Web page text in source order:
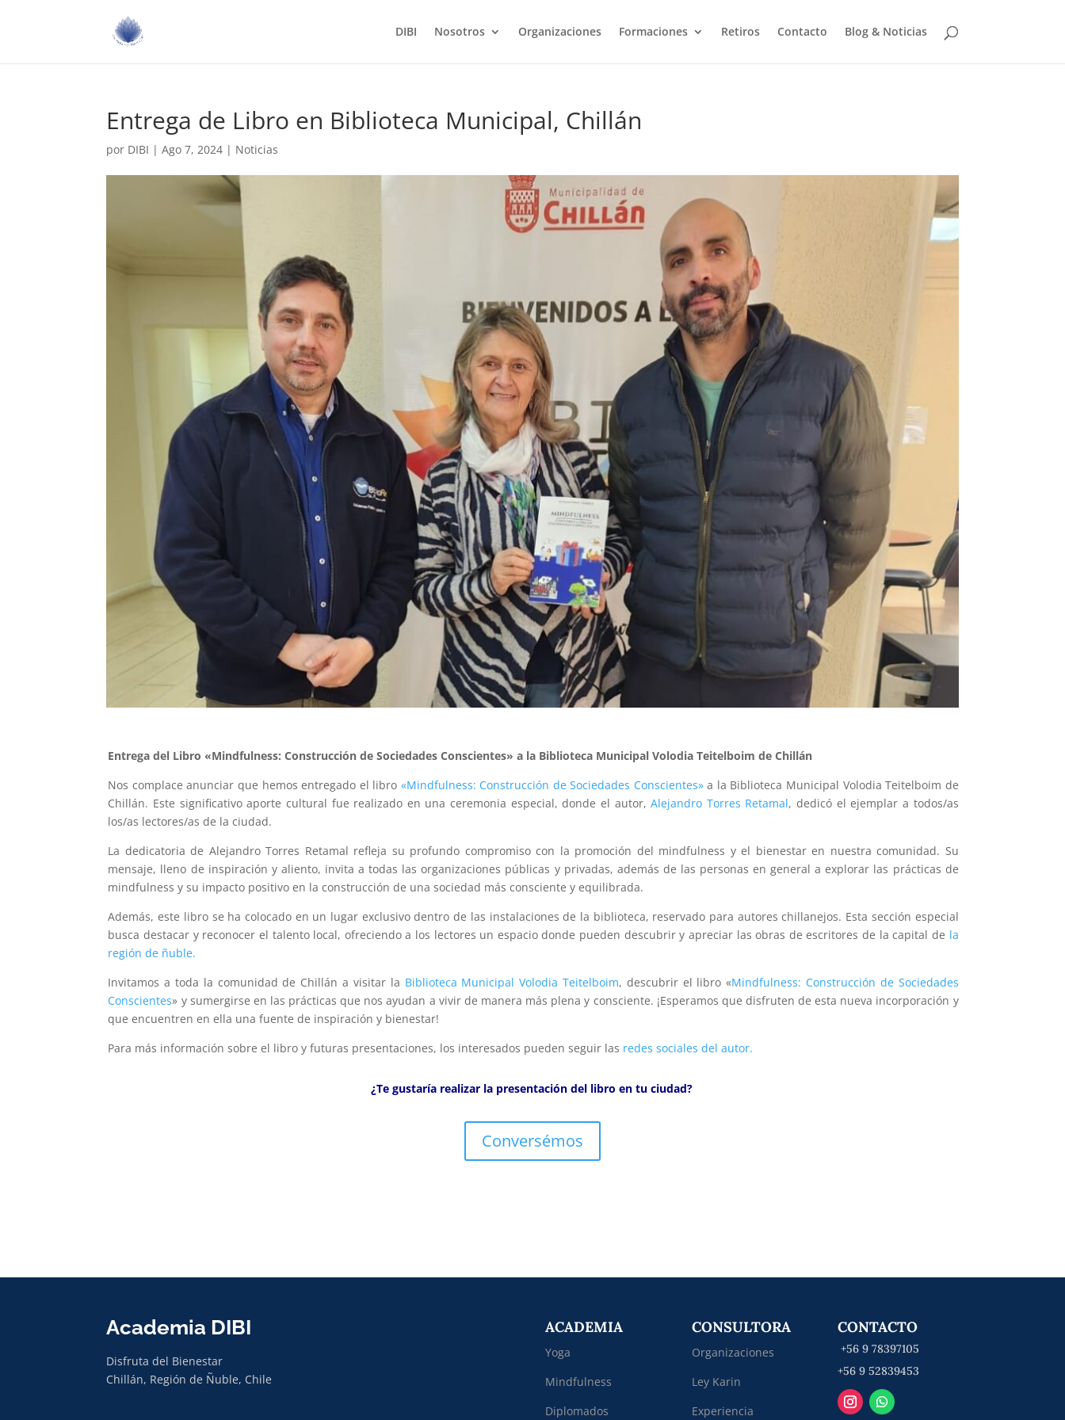
DIBI Nosotros Organizaciones Formaciones Retiros Contacto Blog & Noticias
Entrega de Libro en Biblioteca Municipal, Chillán
por DIBI |Ago 7, 2024 | Noticias
Entrega del Libro «Mindfulness: Construcción de Sociedades Conscientes» a la Biblioteca Municipal Volodia Teitelboim de Chillán
Nos complace anunciar que hemos entregado el libro «Mindfulness: Construcción de Sociedades Conscientes»a la Biblioteca Municipal Volodia Teitelboim de
Chillán. Este significativo aporte cultural fue realizado en una ceremonia especial, donde el autor,Alejandro Torres Retamal, dedicó el ejemplar a todos/as
los/as lectores/as de la ciudad.
La dedicatoria de Alejandro Torres Retamal refleja su profundo compromiso con la promoción del mindfulness y el bienestar en nuestra comunidad. Su
mensaje, lleno de inspiración y aliento, invita a todas las organizaciones públicas y privadas, además de las personas en general a explorar las prácticas de
mindfulness y su impacto positivo en la construcción de una sociedad más consciente y equilibrada.
Además, este libro se ha colocado en un lugar exclusivo dentro de las instalaciones de la biblioteca, reservado para autores chillanejos. Esta sección especial
busca destacar y reconocer el talento local, ofreciendo a los lectores un espacio donde pueden descubrir y apreciar las obras de escritores de la capital de la
región de ñuble.
Invitamos a toda la comunidad de Chillán a visitar la Biblioteca Municipal Volodia Teitelboim, descubrir el libro «Mindfulness: Construcción de Sociedades
Conscientes» y sumergirse en las prácticas que nos ayudan a vivir de manera más plena y consciente. ¡Esperamos que disfruten de esta nueva incorporación y
que encuentren en ella una fuente de inspiración y bienestar!
Para más información sobre el libro y futuras presentaciones, los interesados pueden seguir las redes sociales del autor.
¿Te gustaría realizar la presentación del libro en tu ciudad?
Conversémos
Academia DIBI
Disfruta del Bienestar
Chillán, Región de Ñuble, Chile
ACADEMIA
Yoga
Mindfulness
Diplomados
CONSULTORA
Organizaciones
Ley Karin
Experiencia
CONTACTO
+56 9 78397105
+56 9 52839453